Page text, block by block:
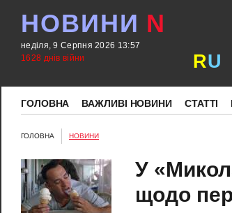
НОВИНИ N
неділя, 9 Серпня 2026 13:57
1628 днів війни
RU
ГОЛОВНА ВАЖЛИВІ НОВИНИ СТАТТІ
ГОЛОВНА НОВИНИ
У
щодо